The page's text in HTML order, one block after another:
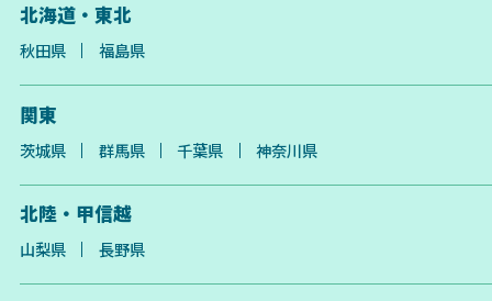
北海道・東北
秋田県 福島県
関東
茨城県 群馬県 千葉県 神奈川県
北陸・甲信越
山梨県 長野県